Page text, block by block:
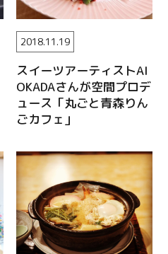
スイーツアーティストAI
OKADAさんが空間プロデ
ュース「丸ごと青森りん
ごカフェ」
2018.11.19